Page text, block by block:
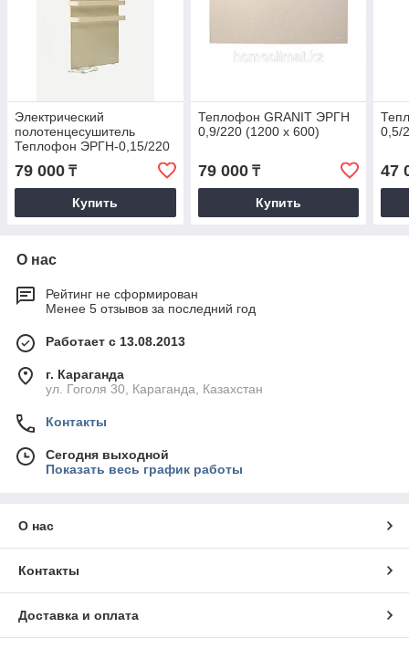
Электрический
полотенцесушитель
Теплофон ЭРГН-0,15/220
(п)- 150в бежевый
79 000 ₸
Купить
Теплофон GRANIT ЭРГН
0,9/220 (1200 х 600)
79 000₸
Купить
0,5/
47
О нас
Рейтинг не сформирован
Менее 5 отзывов за последний год
Работает с 13.08.2013
г. Караганда
ул. Гоголя 30, Караганда, Казахстан
Контакты
Сегодня выходной
Показать весь график работы
О нас
Контакты
Доставка и оплата